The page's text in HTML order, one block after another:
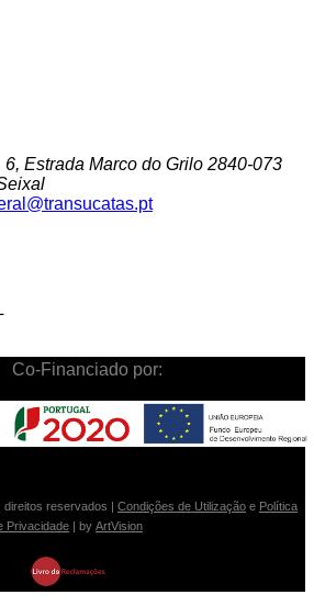
Estrada Marco do Grilo 2840-073
Co-Financiado por:
direitos reservados | Condições de Utilização e Política
Privacidade | by ArtVision